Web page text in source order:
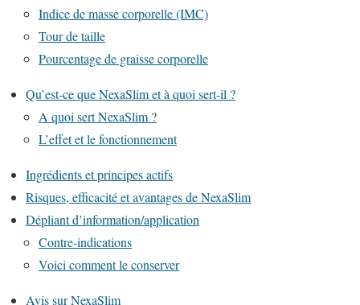
Indice de masse corporelle (IMC)
Tour de taille
Pourcentage de graisse corporelle
Qu’est-ce que NexaSlim et à quoi sert-il ?
A quoi sert NexaSlim ?
L’effet et le fonctionnement
Ingrédients et principes actifs
Risques, efficacité et avantages de NexaSlim
Dépliant d’information/application
Contre-indications
Voici comment le conserver
Avis sur NexaSlim